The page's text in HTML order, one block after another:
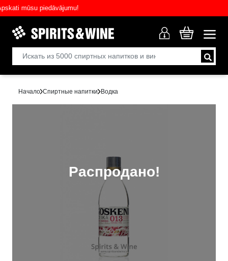
mūsu piedāvājumu!
Начало Спиртные напитки Водка
Распродано!